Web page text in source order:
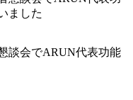
談会でARUN代表功能